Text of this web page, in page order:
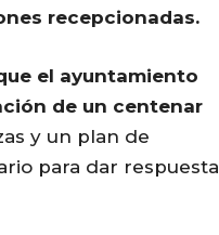
recepcionadas.
el ayuntamiento
de un centenar
y un plan de
para dar respuesta